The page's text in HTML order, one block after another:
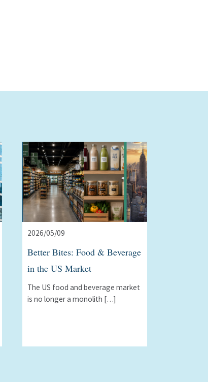
2026/05/09
Better Bites: Food & Beverage
in the US Market
The US food and beverage market
is no longer a monolith […]